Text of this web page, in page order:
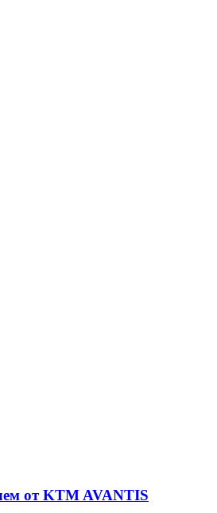
от KTM AVANTIS